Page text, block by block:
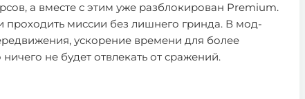
а вместе с этим уже разблокирован Premium.
миссии без лишнего гринда. В мод-
ускорение времени для более
не будет отвлекать от сражений.